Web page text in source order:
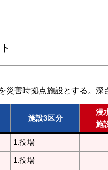
災害時拠点施設とする。
施設3区分
浸
施
1.役場
1.役場